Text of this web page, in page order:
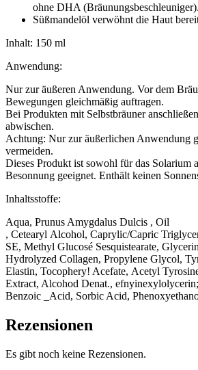
ohne DHA (Bräunungsbeschleuniger).
Süßmandelöl verwöhnt die Haut
Inhalt: 150 ml
Anwendung:
Nur zur äußeren Anwendung. Vor dem
Bewegungen gleichmäßig auftragen.
Bei Produkten mit Selbstbräuner
abwischen.
Achtung: Nur zur äußerlichen Anwendung
vermeiden.
Dieses Produkt ist sowohl für das Solarium
Besonnung geeignet. Enthält keinen
Inhaltsstoffe:
Aqua, Prunus Amygdalus Dulcis , Oil
, Cetearyl Alcohol, Caprylic/Capric
SE, Methyl Glucosé Sesquistearate,
Hydrolyzed Collagen, Propylene Glycol,
Elastin, Tocophery! Acefate, Acetyl
Extract, Alcohod Denat.,
Benzoic _Acid, Sorbic Acid,
Rezensionen
Es gibt noch keine Rezensionen.